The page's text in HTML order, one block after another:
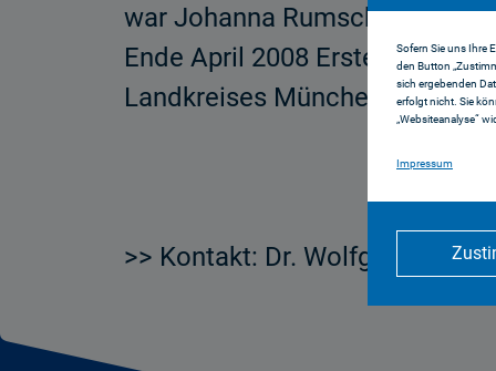
Sofern Sie uns Ihre
den Button
sich ergebenden
erfolgt nicht. Sie
„Websiteanalyse“
Impressum
war Johanna Rumschöttel
Ende April 2008 Erste
Landkreises München.
>> Kontakt: Dr. Wolfgang